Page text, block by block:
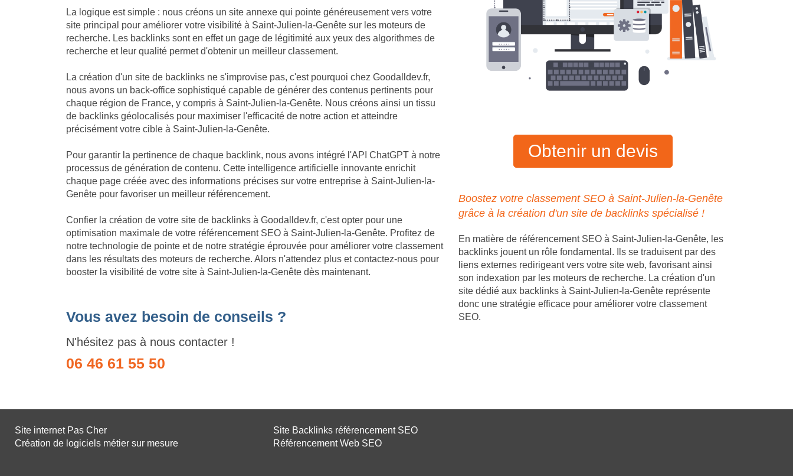
La logique est simple : nous créons un site annexe qui pointe généreusement vers votre
site principal pour améliorer votre visibilité à Saint-Julien-la-Genête sur les moteurs de
recherche. Les backlinks sont en effet un gage de légitimité aux yeux des algorithmes de
recherche et leur qualité permet d'obtenir un meilleur classement.
La création d'un site de backlinks ne s'improvise pas, c'est pourquoi chez Goodalldev.fr,
nous avons un back-office sophistiqué capable de générer des contenus pertinents pour
chaque région de France, y compris à Saint-Julien-la-Genête. Nous créons ainsi un tissu
de backlinks géolocalisés pour maximiser l'efficacité de notre action et atteindre
précisément votre cible à Saint-Julien-la-Genête.
Pour garantir la pertinence de chaque backlink, nous avons intégré l'API ChatGPT à notre
processus de génération de contenu. Cette intelligence artificielle innovante enrichit
chaque page créée avec des informations précises sur votre entreprise à Saint-Julien-la-
Genête pour favoriser un meilleur référencement.
Confier la création de votre site de backlinks à Goodalldev.fr, c'est opter pour une
optimisation maximale de votre référencement SEO à Saint-Julien-la-Genête. Profitez de
notre technologie de pointe et de notre stratégie éprouvée pour améliorer votre classement
dans les résultats des moteurs de recherche. Alors n'attendez plus et contactez-nous pour
booster la visibilité de votre site à Saint-Julien-la-Genête dès maintenant.
Vous avez besoin de conseils ?
N'hésitez pas à nous contacter !
06 46 61 55 50
Obtenir un devis
Boostez votre classement SEO à Saint-Julien-la-Genête
grâce à la création d'un site de backlinks spécialisé !
En matière de référencement SEO à Saint-Julien-la-Genête, les
backlinks jouent un rôle fondamental. Ils se traduisent par des
liens externes redirigeant vers votre site web, favorisant ainsi
son indexation par les moteurs de recherche. La création d'un
site dédié aux backlinks à Saint-Julien-la-Genête représente
donc une stratégie efficace pour améliorer votre classement
SEO.
Site internet Pas Cher
Création de logiciels métier sur mesure
Site Backlinks référencement SEO
Référencement Web SEO